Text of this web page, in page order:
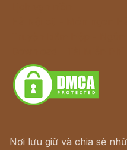
Nơi lưu giữ và chia sẻ